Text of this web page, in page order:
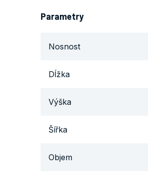
Parametry
Nosnost
Dĺžka
Výška
Šířka
Objem